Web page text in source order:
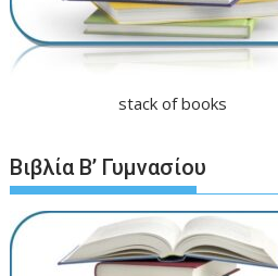
stack of books
Βιβλία Β’ Γυμνασίου